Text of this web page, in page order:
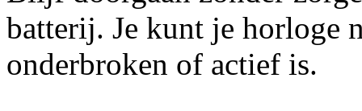
batterij. Je kunt je horloge
onderbroken of actief is.